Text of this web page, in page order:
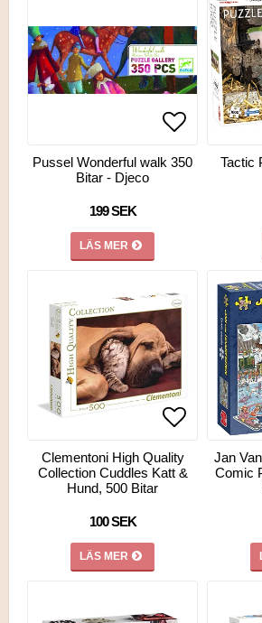
Lägg till i
Lägg till i
Pussel Wonderful walk 350
Bitar - Djeco
199 SEK
LÄS MER
Tactic
Lägg till i
Clementoni High Quality
Collection Cuddles Katt &
Hund, 500 Bitar
100 SEK
LÄS MER
Jan
Comic